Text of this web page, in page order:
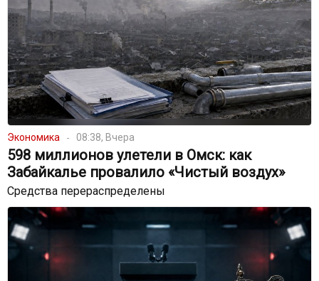
Экономика 08:38, Вчера
598 миллионов улетели в Омск: как
Забайкалье провалило «Чистый воздух»
Средства перераспределены